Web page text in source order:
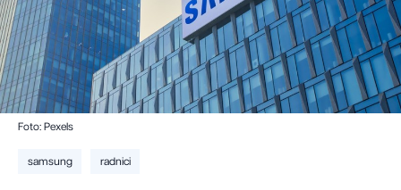
Foto: Pexels
samsung radnici